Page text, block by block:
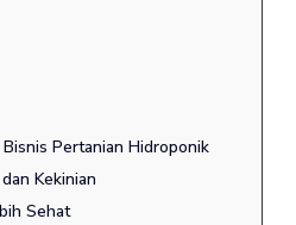
Pertanian Hidroponik
Kekinian
Sehat